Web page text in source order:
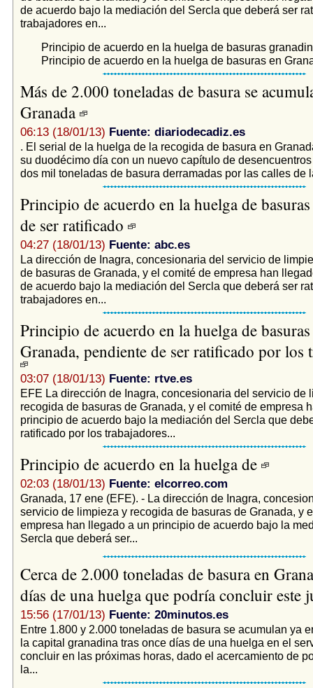
de acuerdo bajo la mediación del Sercla que deberá ser
trabajadores en...
Principio de acuerdo en la huelga de basuras
Principio de acuerdo en la huelga de basuras en
Más de 2.000 toneladas de basura se
Granada
06:13 (18/01/13) Fuente: diariodecadiz.es
. El serial de la huelga de la recogida de basura en
su duodécimo día con un nuevo capítulo de
dos mil toneladas de basura derramadas por las calles de
Principio de acuerdo en la huelga de
de ser ratificado
04:27 (18/01/13) Fuente: abc.es
La dirección de Inagra, concesionaria del servicio de
de basuras de Granada, y el comité de empresa han
de acuerdo bajo la mediación del Sercla que deberá ser
trabajadores en...
Principio de acuerdo en la huelga de
Granada, pendiente de ser ratificado por los
03:07 (18/01/13) Fuente: rtve.es
EFE La dirección de Inagra, concesionaria del servicio de
recogida de basuras de Granada, y el comité de empresa
principio de acuerdo bajo la mediación del Sercla que
ratificado por los trabajadores...
Principio de acuerdo en la huelga de
02:03 (18/01/13) Fuente: elcorreo.com
Granada, 17 ene (EFE). - La dirección de Inagra,
servicio de limpieza y recogida de basuras de Granada, y
empresa han llegado a un principio de acuerdo bajo la
Sercla que deberá ser...
Cerca de 2.000 toneladas de basura en
días de una huelga que podría concluir este
15:56 (17/01/13) Fuente: 20minutos.es
Entre 1.800 y 2.000 toneladas de basura se acumulan ya
la capital granadina tras once días de una huelga en el
concluir en las próximas horas, dado el acercamiento de
la...